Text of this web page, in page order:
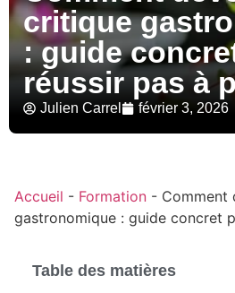
critique
: guide
réussir pas à
Julien Carrel février 3, 2026
Accueil - Formation - Comment
gastronomique : guide concret
Table des matières